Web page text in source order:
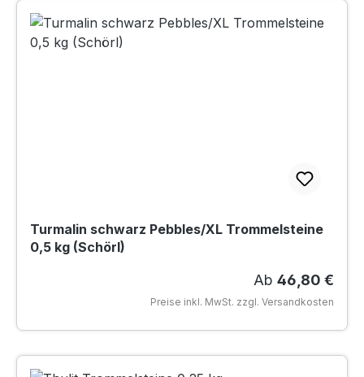
Turmalin schwarz Pebbles/XL Trommelsteine
0,5 kg (Schörl)
Regulärer
Ab 46,80 €
Preise inkl. MwSt. zzgl. Versandkosten